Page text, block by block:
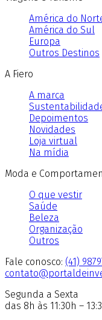
América do
América do Sul
Europa
Outros Destinos
A Fiero
A marca
Depoimentos
Novidades
Loja virtual
Na mídia
Moda e
O que vestir
Saúde
Beleza
Organização
Outros
Fale conosco: (41)
Segunda a Sexta
das 8h às 11:30h –